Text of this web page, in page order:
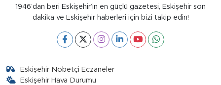
1946’dan beri Eskişehir’in en güçlü gazetesi, Eskişehir son
dakika ve Eskişehir haberleri için bizi takip edin!
Eskişehir Nöbetçi Eczaneler
Eskişehir Hava Durumu